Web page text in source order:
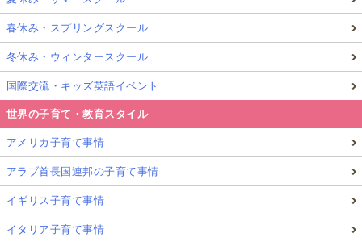
春休み・スプリングスクール
冬休み・ウィンタースクール
国際交流・キッズ英語イベント
世界の子育て・教育スタイル
アメリカ子育て事情
アラブ首長国連邦の子育て事情
イギリス子育て事情
イタリア子育て事情